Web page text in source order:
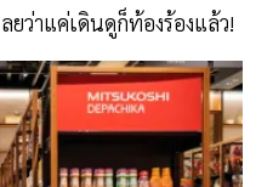
ยว่าแค่เดินดูก็ท้องร้องแล้ว!